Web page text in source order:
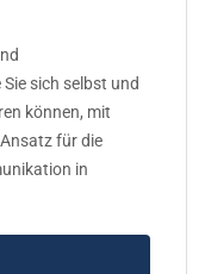
sich selbst und
können, mit
für die
in